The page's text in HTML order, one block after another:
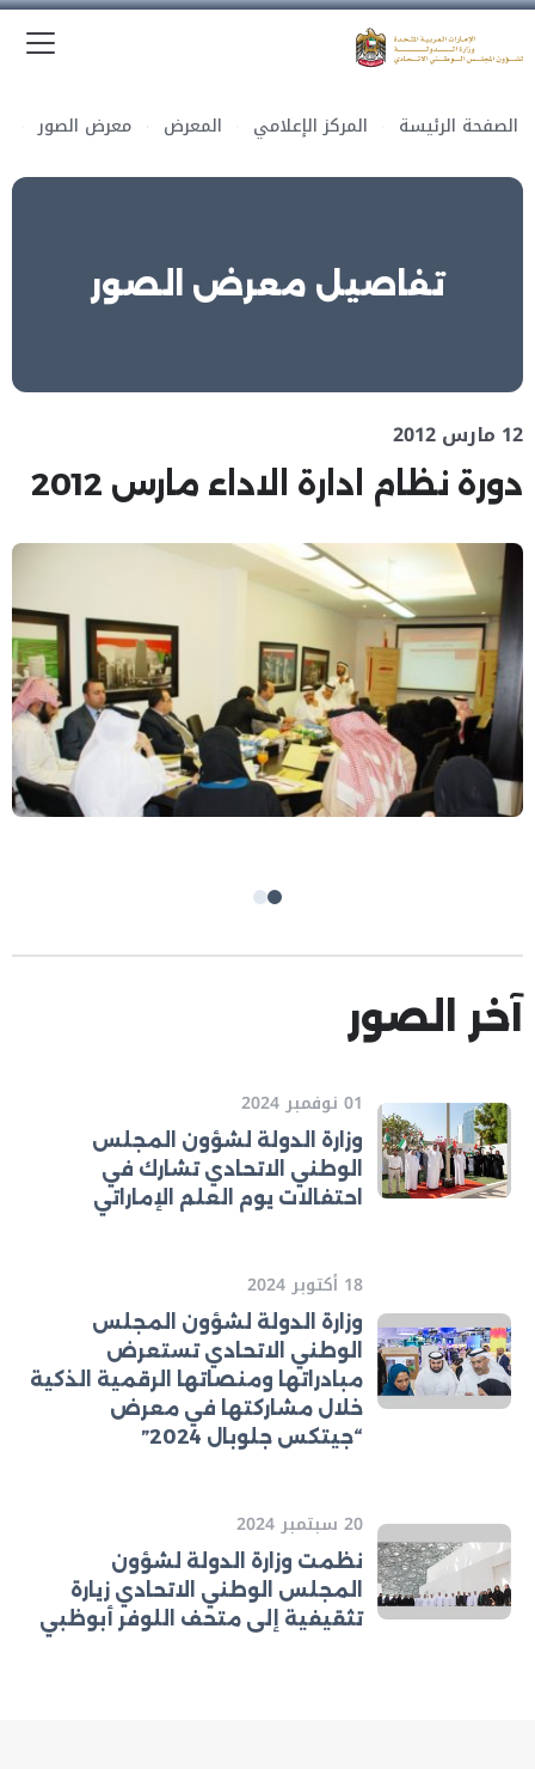
الصفحة الرئيسة المركز الإعلامي المعرض معرض الصور
تفاصيل معرض الصور
12 مارس 2012
دورة نظام ادارة الاداء مارس 2012
آخر الصور
01 نوفمبر 2024
وزارة الدولة لشؤون المجلس
الوطني الاتحادي تشارك في
احتفالات يوم العلم الإماراتي
18 أكتوبر 2024
وزارة الدولة لشؤون المجلس
الوطني الاتحادي تستعرض
مبادراتها ومنصاتها الرقمية الذكية
خلال مشاركتها في معرض
“جيتكس جلوبال 2024”
20 سبتمبر 2024
نظمت وزارة الدولة لشؤون
المجلس الوطني الاتحادي زيارة
تثقيفية إلى متحف اللوفر أبوظبي